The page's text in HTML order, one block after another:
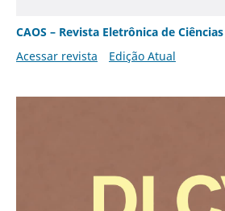
CAOS – Revista Eletrônica de
Acessar revista
Edição Atual